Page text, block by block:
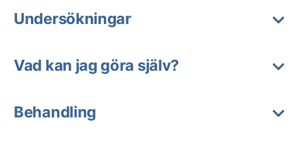
Undersökningar
Vad kan jag göra själv?
Behandling